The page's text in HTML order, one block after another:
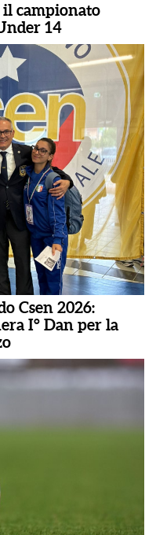
il campionato
14
Csen 2026:
I° Dan per la